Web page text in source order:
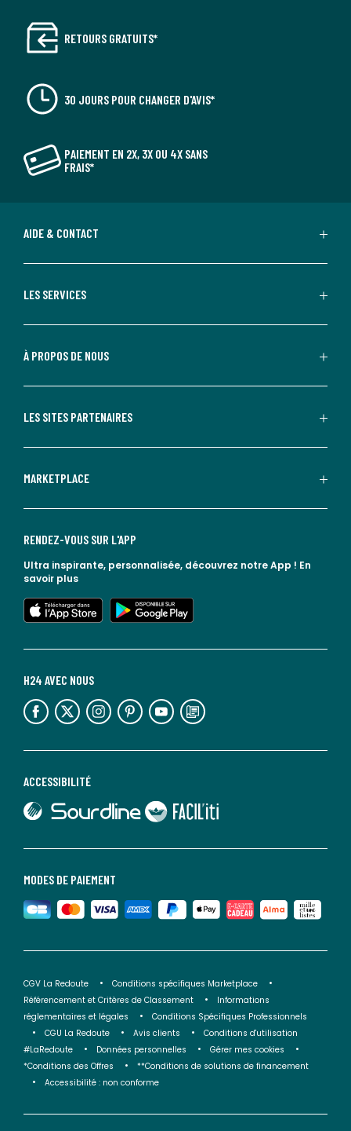
RETOURS GRATUITS*
30 JOURS POUR CHANGER D'AVIS*
PAIEMENT EN 2X, 3X OU 4X SANS
FRAIS*
AIDE & CONTACT
LES SERVICES
À PROPOS DE NOUS
LES SITES PARTENAIRES
MARKETPLACE
MODES DE PAIEMENT
ACCESSIBILITÉ
lien vers Sourdline
lien vers Faciliti
H24 AVEC NOUS
lien vers l'espace réseaux sociaux lien vers l'espace réseaux sociaux lien vers l'espace réseaux sociaux lien vers l'espace réseaux sociaux lien vers l'espace réseaux sociaux lien vers le blog la redoute
RENDEZ-VOUS SUR L'APP
Ultra inspirante, personnalisée, découvrez notre App ! En
savoir plus
lien vers l'app store
lien vers google play
CGV La Redoute
Conditions spécifiques Marketplace
Référencement et Critères de Classement
Informations
réglementaires et légales
Conditions Spécifiques Professionnels
CGU La Redoute
Avis clients
Conditions d'utilisation
#LaRedoute
Données personnelles
Gérer mes cookies
*Conditions des Offres
**Conditions de solutions de financement
Accessibilité : non conforme